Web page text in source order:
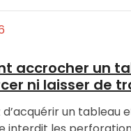
accrocher un
ni laisser de
d’acquérir un tableau